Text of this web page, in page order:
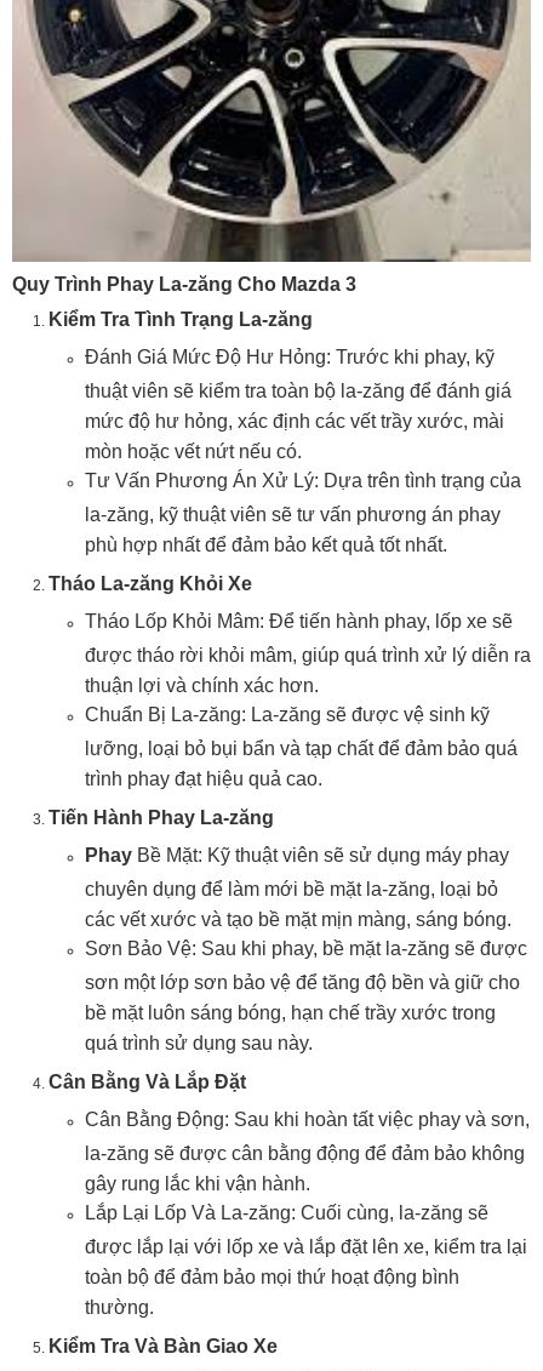
Quy Trình Phay La-zăng Cho Mazda 3
Kiểm Tra Tình Trạng La-zăng
Đánh Giá Mức Độ Hư Hỏng: Trước khi phay, kỹ
thuật viên sẽ kiểm tra toàn bộ la-zăng để đánh giá
mức độ hư hỏng, xác định các vết trầy xước, mài
mòn hoặc vết nứt nếu có.
Tư Vấn Phương Án Xử Lý: Dựa trên tình trạng của
la-zăng, kỹ thuật viên sẽ tư vấn phương án phay
phù hợp nhất để đảm bảo kết quả tốt nhất.
Tháo La-zăng Khỏi Xe
Tháo Lốp Khỏi Mâm: Để tiến hành phay, lốp xe sẽ
được tháo rời khỏi mâm, giúp quá trình xử lý diễn ra
thuận lợi và chính xác hơn.
Chuẩn Bị La-zăng: La-zăng sẽ được vệ sinh kỹ
lưỡng, loại bỏ bụi bẩn và tạp chất để đảm bảo quá
trình phay đạt hiệu quả cao.
Tiến Hành Phay La-zăng
Phay Bề Mặt: Kỹ thuật viên sẽ sử dụng máy phay
chuyên dụng để làm mới bề mặt la-zăng, loại bỏ
các vết xước và tạo bề mặt mịn màng, sáng bóng.
Sơn Bảo Vệ: Sau khi phay, bề mặt la-zăng sẽ được
sơn một lớp sơn bảo vệ để tăng độ bền và giữ cho
bề mặt luôn sáng bóng, hạn chế trầy xước trong
quá trình sử dụng sau này.
Cân Bằng Và Lắp Đặt
Cân Bằng Động: Sau khi hoàn tất việc phay và sơn,
la-zăng sẽ được cân bằng động để đảm bảo không
gây rung lắc khi vận hành.
Lắp Lại Lốp Và La-zăng: Cuối cùng, la-zăng sẽ
được lắp lại với lốp xe và lắp đặt lên xe, kiểm tra lại
toàn bộ để đảm bảo mọi thứ hoạt động bình
thường.
Kiểm Tra Và Bàn Giao Xe